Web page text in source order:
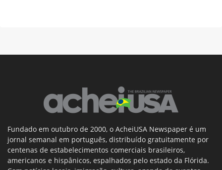
Fundado em outubro de 2000, o AcheiUSA Newspaper é um
jornal semanal em português, distribuído gratuitamente por
centenas de estabelecimentos comerciais brasileiros,
americanos e hispânicos, espalhados pelo estado da Flórida.